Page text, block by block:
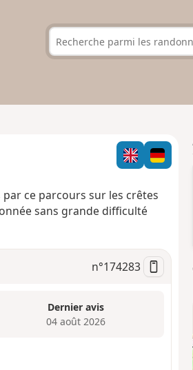
ce parcours sur les crêtes
sans grande difficulté
n°174283
Dernier avis
04 août 2026